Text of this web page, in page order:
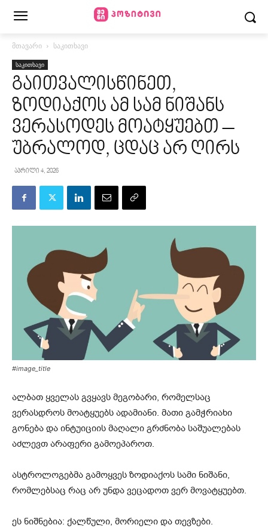
მთავარი საკითხავი
საკითხავი
გაითვალისწინეთ,
ზოდიაქოს ამ სამ ნიშანს
ვერასოდეს მოატყუებთ –
უბრალოდ, ცდაც არ ღირს
აპრილი 4, 2026
#image_title
ალბათ ყველას გვყავს მეგობარი, რომელსაც
ვერასდროს მოატყუებს ადამიანი. მათი გამჭრიახი
გონება და ინტუიციის მაღალი გრძნობა საშუალებას
აძლევთ არაფერი გამოეპაროთ.
ასტროლოგებმა გამოყვეს ზოდიაქოს სამი ნიშანი,
რომლებსაც რაც არ უნდა ვეცადოთ ვერ მოვატყუებთ.
ეს ნიშნებია: ქალწული, მორიელი და თევზები.